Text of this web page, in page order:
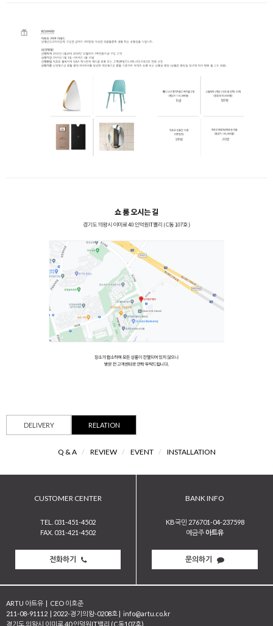
DELIVERY RELATION
Q & A / REVIEW / EVENT / INSTALLATION
CUSTOMER CENTER
TEL. 031-451-4502
FAX. 031-421-4502
전화하기
BANK INFO
KB국민 276701-04-237598
예금주 아트유
문의하기
ARTU 아트유
CEO 이호준
211-08-91112
2022-경기의왕-0208호
info@artu.co.kr
경기도 의왕시 이미로 40 인덕원IT밸리 (C동107호)